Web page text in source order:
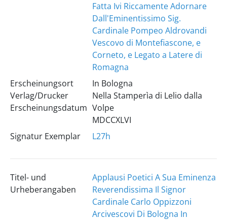
Fatta Ivi Riccamente Adornare
Dall'Eminentissimo Sig.
Cardinale Pompeo Aldrovandi
Vescovo di Montefiascone, e
Corneto, e Legato a Latere di
Romagna
Erscheinungsort
Verlag/Drucker
Erscheinungsdatum
In Bologna
Nella Stamperìa di Lelio dalla
Volpe
MDCCXLVI
Signatur Exemplar
L27h
Titel- und
Urheberangaben
Applausi Poetici A Sua Eminenza
Reverendissima Il Signor
Cardinale Carlo Oppizzoni
Arcivescovi Di Bologna In